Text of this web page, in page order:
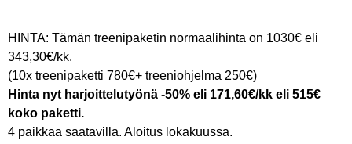
HINTA: Tämän treenipaketin normaalihinta on 1030€ eli
343,30€/kk.
(10x treenipaketti 780€+ treeniohjelma 250€)
Hinta nyt harjoittelutyönä -50% eli 171,60€/kk eli 515€
koko paketti.
4 paikkaa saatavilla. Aloitus lokakuussa.